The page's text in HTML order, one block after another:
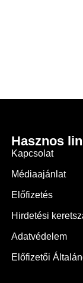
Hasznos
Kapcsolat
Médiaajánlat
Előfizetés
Hirdetési
Adatvédelem
Előfizetői